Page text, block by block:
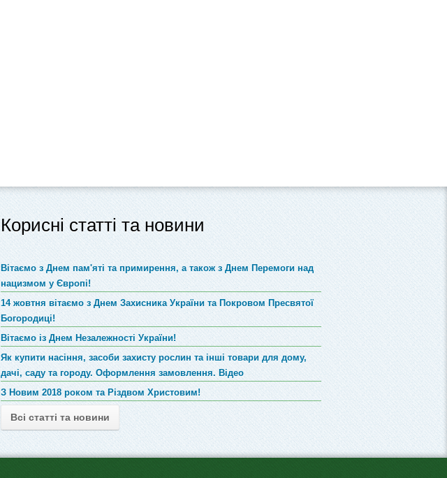
Корисні статті та новини
Вітаємо з Днем пам'яті та примирення, а також з Днем Перемоги над
нацизмом у Європі!
14 жовтня вітаємо з Днем Захисника України та Покровом Пресвятої
Богородиці!
Вітаємо із Днем Незалежності України!
Як купити насіння, засоби захисту рослин та інші товари для дому,
дачі, саду та городу. Оформлення замовлення. Відео
З Новим 2018 роком та Різдвом Христовим!
Всі статті та новини